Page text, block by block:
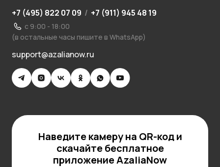
+7 (495) 822 07 09 / +7 (911) 945 48 19
с 9:00 - 18:00
(в остальные часы пишите в WhatsApp)
support@azalianow.ru
Наведите камеру на QR-код и
скачайте бесплатное
приложение AzaliaNow